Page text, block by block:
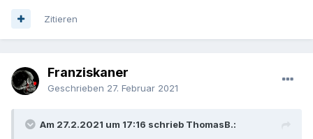
Zitieren
Franziskaner
Geschrieben 27. Februar 2021
Am 27.2.2021 um 17:16 schrieb ThomasB.: